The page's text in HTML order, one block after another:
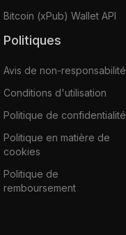
Bitcoin (xPub) Wallet API
Politiques
Avis de non-responsabilité
Conditions d'utilisation
Politique de confidentialité
Politique en matière de
cookies
Politique de
remboursement